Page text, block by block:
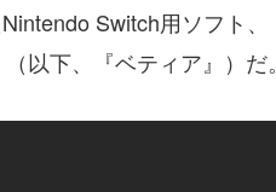
Switch用ソフト、
（以下、『ベティア』）だ。